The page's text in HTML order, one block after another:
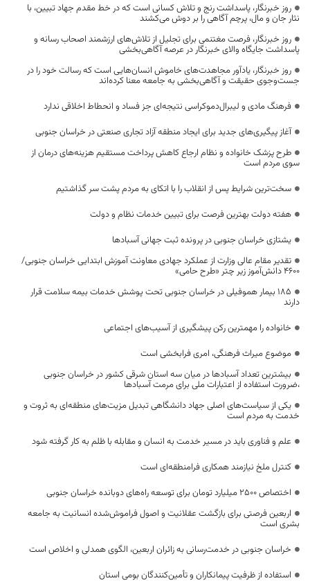
روز خبرنگار، پاسداشت رنج و تلاش کسانی است که در خط مقدم جهاد تبیین، با
نثار جان و مال، پرچم آگاهی را بر دوش می‌کشند
روز خبرنگار، فرصت مغتنمی برای تجلیل از تلاش‌های ارزشمند اصحاب رسانه و
پاسداشت جایگاه والای خبرنگار در عرصه آگاهی‌بخشی
روز خبرنگار، یادآور مجاهدت‌های خاموش انسان‌هایی است که رسالت خود را در
جست‌وجوی حقیقت و آگاهی‌بخشی به جامعه معنا کرده‌اند
فرهنگ مادی و لیبرال‌دموکراسی نتیجه‌ای جز فساد و انحطاط اخلاقی ندارد
آغاز پیگیری‌های جدید برای ایجاد منطقه آزاد تجاری صنعتی در خراسان جنوبی
طرح پزشک خانواده و نظام ارجاع کاهش پرداخت مستقیم هزینه‌های درمان از
سوی مردم است
سخت‌ترین شرایط پس از انقلاب را با اتکای به مردم پشت سر گذاشتیم
هفته دولت بهترین فرصت برای تبیین خدمات نظام و دولت
یشتازی خراسان جنوبی در پرونده ثبت جهانی آسبادها
تقدیر مقام عالی وزارت از عملکرد جهادی معاونت آموزش ابتدایی خراسان جنوبی/
۴۶۰۰ دانش‌آموز زیر چتر «طرح حامی»
۱۸۵ بیمار هموفیلی در خراسان جنوبی تحت پوشش خدمات بیمه سلامت قرار
دارند
خانواده را مهمترین رکن پیشگیری از آسیب‌های اجتماعی
موضوع میراث فرهنگی، امری فرابخشی است
بیشترین تعداد آسبادها در میان سه استان شرقی کشور در خراسان جنوبی
،ضرورت استفاده از اعتبارات ملی برای مرمت آسبادها
یکی از سیاست‌های اصلی جهاد دانشگاهی تبدیل مزیت‌های منطقه‌ای به ثروت و
خدمت به مردم است
علم و فناوری باید در مسیر خدمت به انسان و مقابله با ظلم به کار گرفته شود
کنترل ملخ نیازمند همکاری فرامنطقه‌ای است
اختصاص 2500 میلیارد تومان برای توسعه راه‌های دوبانده خراسان جنوبی
اربعین فرصتی برای بازگشت عقلانیت و اصول فراموش‌شده انسانیت به جامعه
بشری است
خراسان جنوبی در خدمت‌رسانی به زائران اربعین، الگوی همدلی و اخلاص است
استفاده از ظرفیت پیمانکاران و تأمین‌کنندگان بومی استان